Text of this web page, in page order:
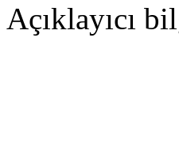
Açıklayıcı